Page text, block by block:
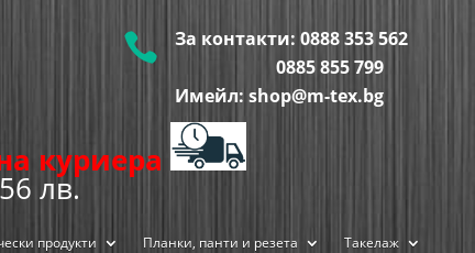
 За контакти:0888 353 562
0885 855799
Имейл: shop@m-tex.bg
куриера
лв.
продукти Планки, панти и резета Такелаж